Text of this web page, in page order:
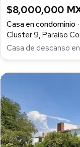
$8,000,000
Casa en condominio
Cluster 9, Paraíso
Casa de descanso